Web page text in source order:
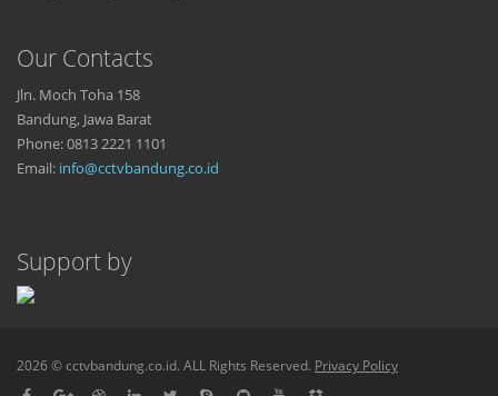
Our Contacts
Jln. Moch Toha 158
Bandung, Jawa Barat
Phone: 0813 2221 1101
Email: info@cctvbandung.co.id
Support by
2026 © cctvbandung.co.id. ALL Rights Reserved. Privacy Policy